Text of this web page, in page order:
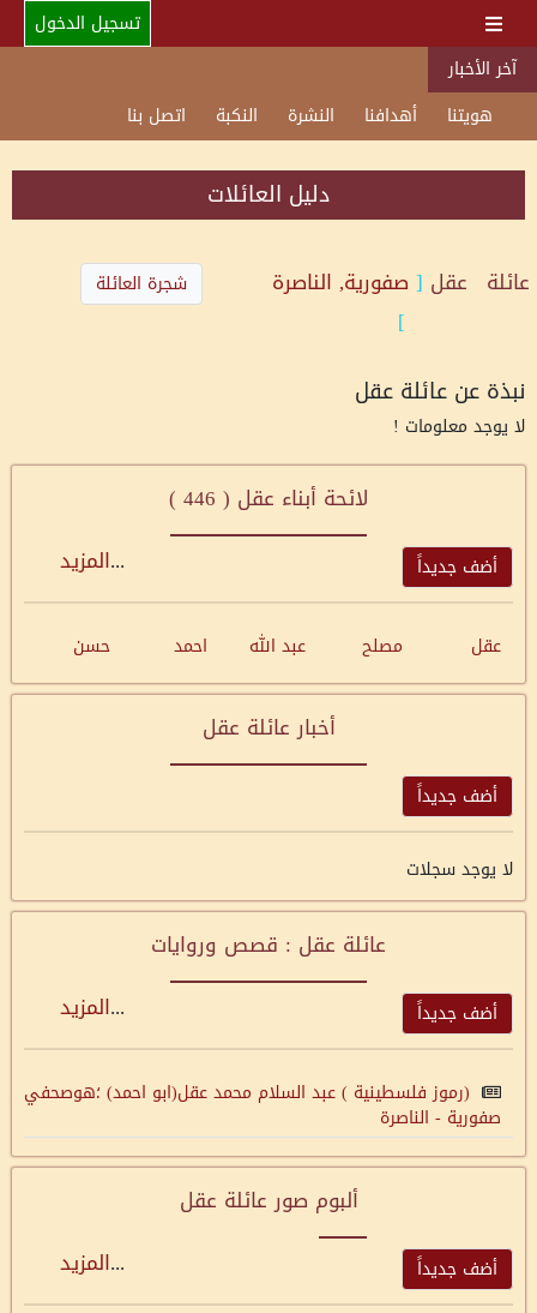
تسجيل الدخول
آخر الأخبار
هويتنا
أهدافنا النشرة النكبة اتصل بنا
دليل العائلات
عائلة عقل [ صفورية, الناصرة
]
شجرة العائلة
نبذة عن عائلة عقل
لا يوجد معلومات !
لائحة أبناء عقل ( 446
)
أضف جديداً ...المزيد
عقل مصلح عبد الله احمد حسن
أخبار عائلة عقل
أضف جديداً
لا يوجد سجلات
عائلة عقل : قصص وروايات
أضف جديداً ...المزيد
(رموز فلسطينية ) عبد السلام محمد عقل(ابو احمد) ؛هوصحفي
صفورية - الناصرة
ألبوم صور عائلة عقل
أضف جديداً ...المزيد